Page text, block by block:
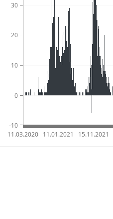
-10
0
10
20
30
11.03.2020 11.01.2021 15.11.2021